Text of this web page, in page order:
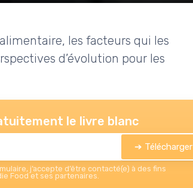
les facteurs qui les
d’évolution pour les
le livre blanc
➔ Télécharger
j’accepte d’être contacté(e) à des fins
Food et ses partenaires.